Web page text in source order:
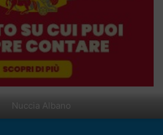
Nuccia Albano